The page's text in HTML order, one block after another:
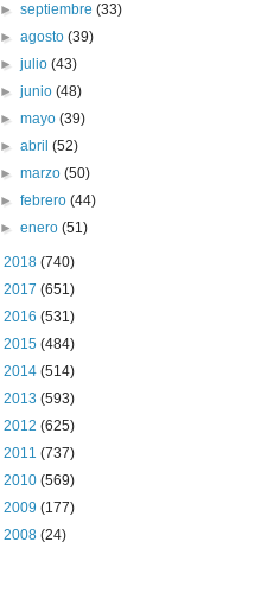
►septiembre(33)
►agosto(39)
►julio(43)
►junio(48)
►mayo(39)
►abril(52)
►marzo(50)
►febrero(44)
►enero(51)
2018 (740)
2017 (651)
2016 (531)
2015 (484)
2014 (514)
2013 (593)
2012 (625)
2011 (737)
2010 (569)
2009 (177)
2008 (24)